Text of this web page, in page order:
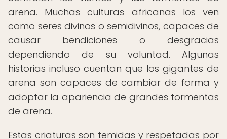
arena. Muchas culturas africanas los ven
como seres divinos o semidivinos, capaces de
causar bendiciones o desgracias
dependiendo de su voluntad. Algunas
historias incluso cuentan que los gigantes de
arena son capaces de cambiar de forma y
adoptar la apariencia de grandes tormentas
de arena.
Estas criaturas son temidas y respetadas por